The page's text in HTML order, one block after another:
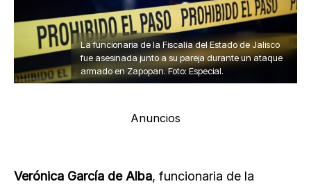
La funcionaria de la Fiscalía del Estado de Jalisco
fue asesinada junto a su pareja durante un ataque
armado en Zapopan. Foto: Especial.
Anuncios
Verónica García de Alba, funcionaria de la